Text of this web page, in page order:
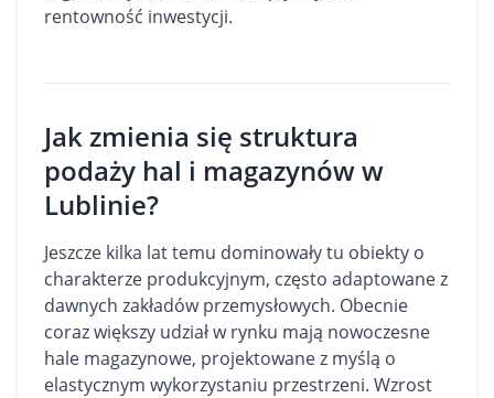
rentowność inwestycji.
Jak zmienia się struktura
podaży hal i magazynów w
Lublinie?
Jeszcze kilka lat temu dominowały tu obiekty o
charakterze produkcyjnym, często adaptowane z
dawnych zakładów przemysłowych. Obecnie
coraz większy udział w rynku mają nowoczesne
hale magazynowe, projektowane z myślą o
elastycznym wykorzystaniu przestrzeni. Wzrost